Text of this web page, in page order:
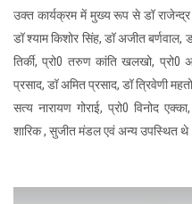
उक्त कार्यक्रम में मुख्य रूप से डॉ
डॉ श्याम किशोर सिंह, डॉ अजीत बर्णवाल,
तिर्की, प्रो0 तरुण कांति खलखो, प्रो0
प्रसाद, डॉ अमित प्रसाद, डॉ त्रिवेणी
सत्य नारायण गोराई, प्रो0 विनोद
शारिक , सुजीत मंडल एवं अन्य उपस्थित